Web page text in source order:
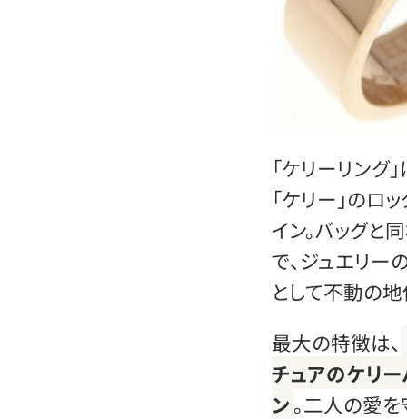
「ケリーリング
「ケリー」のロ
イン。バッグ
で、ジュエリー
として不動の
最大の特徴は、
チュアのケリー
ン。二人の愛